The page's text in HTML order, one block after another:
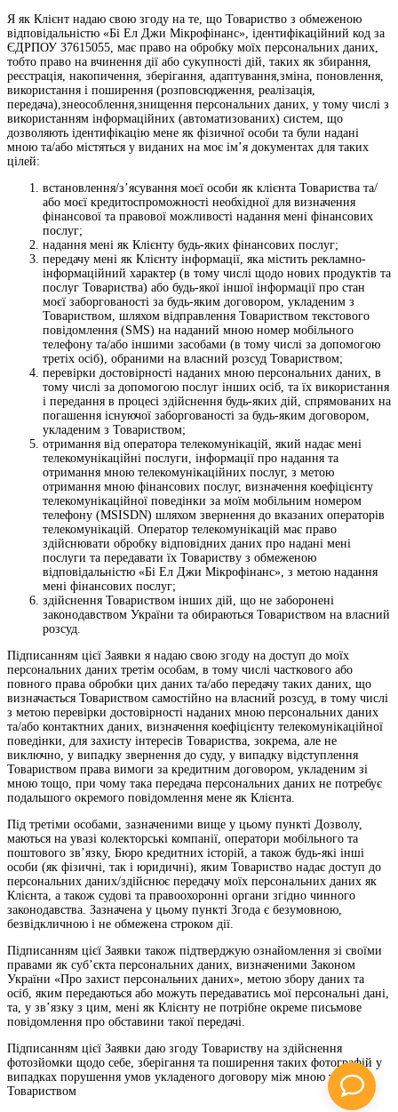
Я як Клієнт надаю свою згоду на те, що Товариство з обмеженою
відповідальністю «Бі Ел Джи Мікрофінанс», ідентифікаційний код за
ЄДРПОУ 37615055, має право на обробку моїх персональних даних,
тобто право на вчинення дії або сукупності дій, таких як збирання,
реєстрація, накопичення, зберігання, адаптування,зміна, поновлення,
використання і поширення (розповсюдження, реалізація,
передача),знеособлення,знищення персональних даних, у тому числі з
використанням інформаційних (автоматизованих) систем, що
дозволяють ідентифікацію мене як фізичної особи та були надані
мною та/або містяться у виданих на моє ім’я документах для таких
цілей:
встановлення/з’ясування моєї особи як клієнта Товариства та/
або моєї кредитоспроможності необхідної для визначення
фінансової та правової можливості надання мені фінансових
послуг;
надання мені як Клієнту будь-яких фінансових послуг;
передачу мені як Клієнту інформації, яка містить рекламно-
інформаційний характер (в тому числі щодо нових продуктів та
послуг Товариства) або будь-якої іншої інформації про стан
моєї заборгованості за будь-яким договором, укладеним з
Товариством, шляхом відправлення Товариством текстового
повідомлення (SMS) на наданий мною номер мобільного
телефону та/або іншими засобами (в тому числі за допомогою
третіх осіб), обраними на власний розсуд Товариством;
перевірки достовірності наданих мною персональних даних, в
тому числі за допомогою послуг інших осіб, та їх використання
і передання в процесі здійснення будь-яких дій, спрямованих на
погашення існуючої заборгованості за будь-яким договором,
укладеним з Товариством;
отримання від оператора телекомунікацій, який надає мені
телекомунікаційні послуги, інформації про надання та
отримання мною телекомунікаційних послуг, з метою
отримання мною фінансових послуг, визначення коефіцієнту
телекомунікаційної поведінки за моїм мобільним номером
телефону (MSISDN) шляхом звернення до вказаних операторів
телекомунікацій. Оператор телекомунікацій має право
здійснювати обробку відповідних даних про надані мені
послуги та передавати їх Товариству з обмеженою
відповідальністю «Бі Ел Джи Мікрофінанс», з метою надання
мені фінансових послуг;
здійснення Товариством інших дій, що не заборонені
законодавством України та обираються Товариством на власний
розсуд.
Підписанням цієї Заявки я надаю свою згоду на доступ до моїх
персональних даних третім особам, в тому числі часткового або
повного права обробки цих даних та/або передачу таких даних, що
визначається Товариством самостійно на власний розсуд, в тому числі
з метою перевірки достовірності наданих мною персональних даних
та/або контактних даних, визначення коефіцієнту телекомунікаційної
поведінки, для захисту інтересів Товариства, зокрема, але не
виключно, у випадку звернення до суду, у випадку відступлення
Товариством права вимоги за кредитним договором, укладеним зі
мною тощо, при чому така передача персональних даних не потребує
подальшого окремого повідомлення мене як Клієнта.
Під третіми особами, зазначеними вище у цьому пункті Дозволу,
маються на увазі колекторські компанії, оператори мобільного та
поштового зв’язку, Бюро кредитних історій, а також будь-які інші
особи (як фізичні, так і юридичні), яким Товариство надає доступ до
персональних даних/здійснює передачу моїх персональних даних як
Клієнта, а також судові та правоохоронні органи згідно чинного
законодавства. Зазначена у цьому пункті Згода є безумовною,
безвідкличною і не обмежена строком дії.
Підписанням цієї Заявки також підтверджую ознайомлення зі своїми
правами як суб’єкта персональних даних, визначеними Законом
України «Про захист персональних даних», метою збору даних та
осіб, яким передаються або можуть передаватись мої персональні дані,
та, у зв’язку з цим, мені як Клієнту не потрібне окреме письмове
повідомлення про обставини такої передачі.
Підписанням цієї Заявки даю згоду Товариству на здійснення
фотозйомки щодо себе, зберігання та поширення таких фотографій у
випадках порушення умов укладеного договору між мною та
Товариством